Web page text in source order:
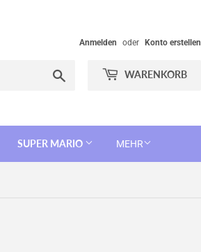
Anmelden oder Konto erstellen
WARENKORB
SUPER MARIO MEHR